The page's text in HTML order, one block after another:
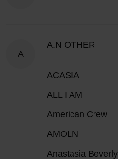
A
A.N OTHER
ACASIA
ALL I AM
American Crew
AMOLN
Anastasia Beverly